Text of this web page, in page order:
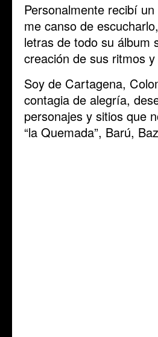
Personalmente recibí
me canso de
letras de todo su álbum
creación de sus ritmos
Soy de Cartagena,
contagia de alegría,
personajes y sitios que
“la Quemada”, Barú,